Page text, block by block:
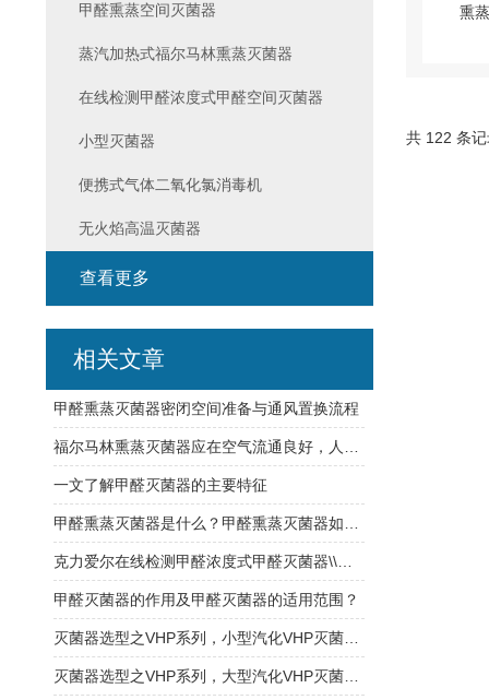
共 122 条
甲醛熏蒸空间灭菌器
蒸汽加热式福尔马林熏蒸灭菌器
在线检测甲醛浓度式甲醛空间灭菌器
小型灭菌器
便携式气体二氧化氯消毒机
无火焰高温灭菌器
查看更多
相关文章
甲醛熏蒸灭菌器密闭空间准备与通风置换流程
一文了解甲醛灭菌器的主要特征
甲醛灭菌器的作用及甲醛灭菌器的适用范围？